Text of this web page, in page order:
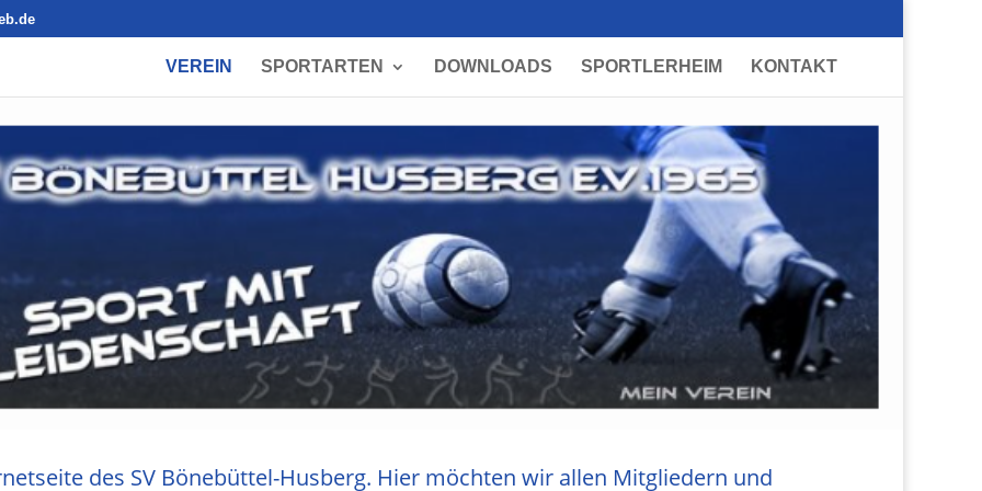
VEREIN SPORTARTEN DOWNLOADS SPORTLERHEIM KONTAKT
des SV Bönebüttel-Husberg. Hier möchten wir allen Mitgliedern und